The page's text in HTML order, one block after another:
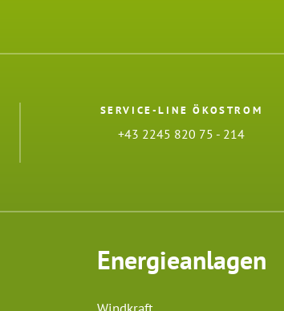
SERVICE-LINE ÖKOSTROM
+43 2245 820 75 - 214
Energieanlagen